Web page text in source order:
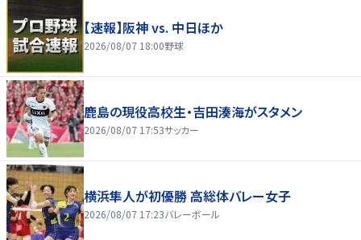
【速報】阪神 vs. 中日ほか
2026/08/07 18:00野球
鹿島の現役高校生・吉田湊海がスタメン
2026/08/07 17:53サッカー
横浜隼人が初優勝 高総体バレー女子
2026/08/07 17:23バレーボール